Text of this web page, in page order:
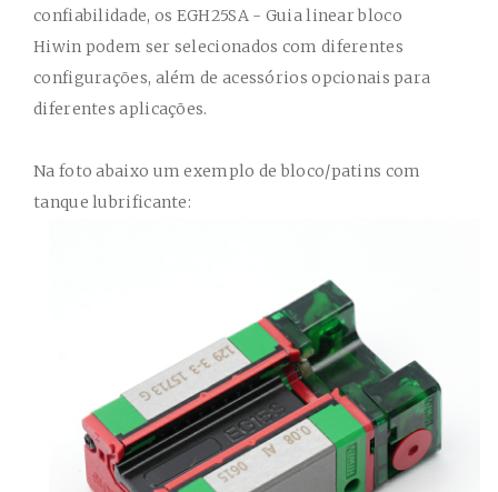
confiabilidade, os EGH25SA - Guia linear bloco
Hiwin podem ser selecionados com diferentes
configurações, além de acessórios opcionais para
diferentes aplicações.
Na foto abaixo um exemplo de bloco/patins com
tanque lubrificante: